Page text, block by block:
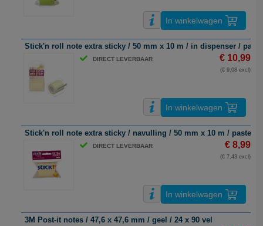
In winkelwagen
Stick'n roll note extra sticky / 50 mm x 10 m / in dispenser /
DIRECT LEVERBAAR € 10,99
(€ 9,08 excl)
In winkelwagen
Stick'n roll note extra sticky / navulling / 50 mm x 10 m /
DIRECT LEVERBAAR € 8,99
(€ 7,43 excl)
In winkelwagen
3M Post-it notes / 47,6 x 47,6 mm / geel / 24 x 90 vel